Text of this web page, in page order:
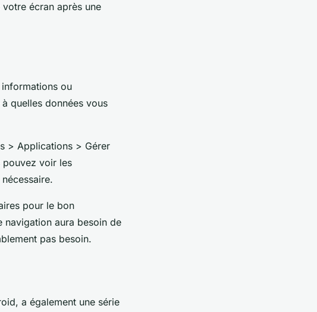
écran après une
ou
quelles données vous
> Applications > Gérer
pouvez voir les
pour le bon
navigation aura besoin de
pas besoin.
a également une série